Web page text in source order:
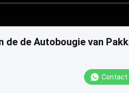
de de Autobougie van
Contact